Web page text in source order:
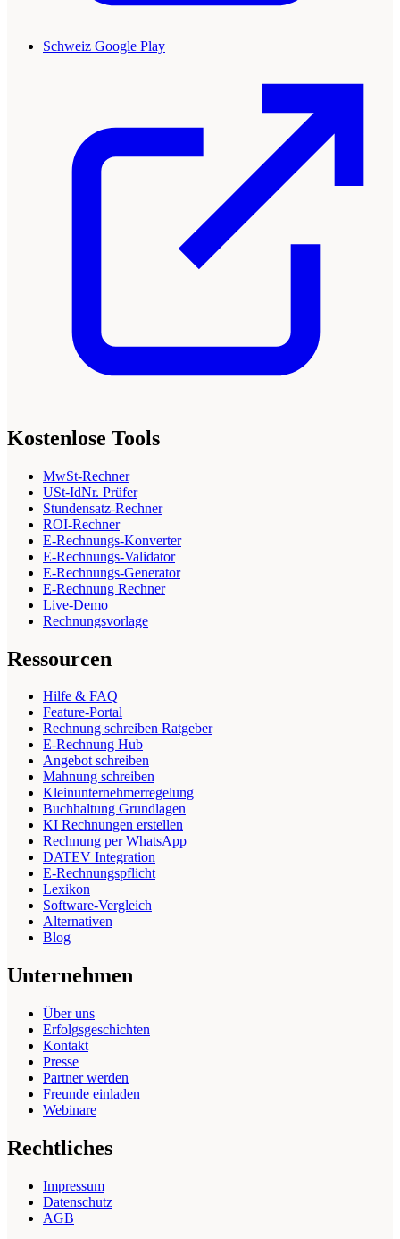
Schweiz Google Play
Kostenlose Tools
MwSt-Rechner
USt-IdNr. Prüfer
Stundensatz-Rechner
ROI-Rechner
E-Rechnungs-Konverter
E-Rechnungs-Validator
E-Rechnungs-Generator
E-Rechnung Rechner
Live-Demo
Rechnungsvorlage
Ressourcen
Hilfe & FAQ
Feature-Portal
Rechnung schreiben Ratgeber
E-Rechnung Hub
Angebot schreiben
Mahnung schreiben
Kleinunternehmerregelung
Buchhaltung Grundlagen
KI Rechnungen erstellen
Rechnung per WhatsApp
DATEV Integration
E-Rechnungspflicht
Lexikon
Software-Vergleich
Alternativen
Blog
Unternehmen
Über uns
Erfolgsgeschichten
Kontakt
Presse
Partner werden
Freunde einladen
Webinare
Rechtliches
Impressum
Datenschutz
AGB